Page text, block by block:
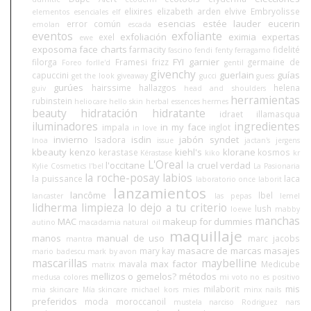
elementos esenciales elf elixires elizabeth arden elvive Embryolisse
emolan error común escada esencias estée lauder eucerin
eventos ewe exel exfoliación exfoliante eximia expertas
exposoma face charts farmacity fascino fendi fenty ferragamo fidelité
filorga
Foreo forlle'd Framesi frizz FYI garnier gentil germaine de
capuccini get the look giveaway givenchy gucci guerlain guess guías
guiv gurúes hairssime hallazgos head and shoulders
helena
rubinstein heliocare hello skin herbal essences hermes herramientas
beauty
hidratación hidratante idraet illamasqua
iluminadores impala in love in my face inglot ingredientes
Inoa invierno Isadora isdin issue jabón syndet jactan's jergens
kbeauty kenzo kerastase Kérastase kiehl's kiko klorane kosmos kr
Kylie Cosmetics l'bel l'occitane L'Oreal la cruel verdad La Pasionaria
la puissance la roche-posay labios laboratorio once laborit laca
lancaster lancôme lanzamientos las pepas lbel lemel
lidherma limpieza lo dejo a tu criterio loewe lush mabby
autino MAC macadamia natural oil makeup for dummies manchas
manos mantra manual de uso maquillaje marc jacobs
mario badescu mark by avon mary kay masacre de marcas masajes
mascarillas matrix mavala max factor maybelline Medicube
medusa colores mellizos o gemelos? métodos mi voto no es positivo
mia skincare Mía skincare michael kors mies milaborit minx nails mis
preferidos
moda moroccanoil mustela narciso Rodriguez nars